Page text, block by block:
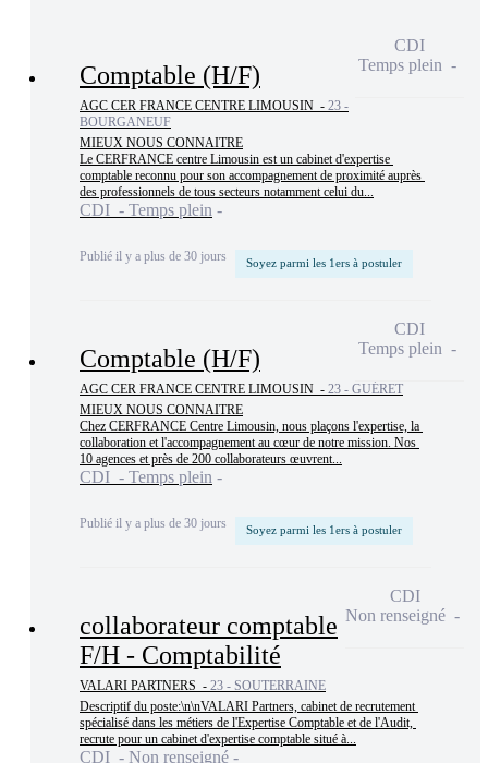
Comptable (H/F)
AGC CER FRANCE CENTRE LIMOUSIN - 23 -
BOURGANEUF
MIEUX NOUS CONNAITRE
Le CERFRANCE centre Limousin est un cabinet d'expertise
comptable reconnu pour son accompagnement de proximité auprès
des professionnels de tous secteurs notamment celui du...
CDI - Temps plein
Publié il y a plus de 30 jours Soyez parmi les 1ers à postuler
CDI
Temps plein
Comptable (H/F)
AGC CER FRANCE CENTRE LIMOUSIN - 23 - GUÉRET
MIEUX NOUS CONNAITRE
Chez CERFRANCE Centre Limousin, nous plaçons l'expertise, la
collaboration et l'accompagnement au cœur de notre mission. Nos
10 agences et près de 200 collaborateurs œuvrent...
CDI - Temps plein
Publié il y a plus de 30 jours Soyez parmi les 1ers à postuler
CDI
Temps plein
collaborateur comptable
F/H - Comptabilité
VALARI PARTNERS - 23 - SOUTERRAINE
Descriptif du poste:\n\nVALARI Partners, cabinet de recrutement
spécialisé dans les métiers de l'Expertise Comptable et de l'Audit,
recrute pour un cabinet d'expertise comptable situé à...
CDI - Non renseigné
CDI
Non renseigné